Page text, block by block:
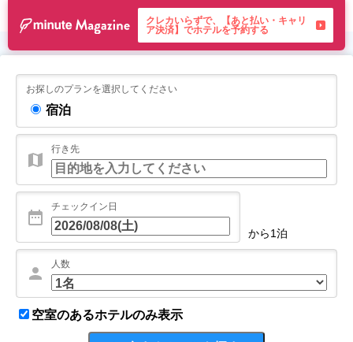
クレカいらずで、【あと払い・キャリ
ア決済】でホテルを予約する
お探しのプランを選択してください
宿泊
行き先
チェックイン日
から1泊
人数
空室のあるホテルのみ表示